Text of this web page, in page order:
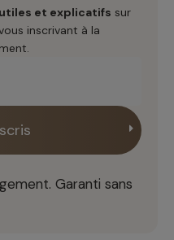
et explicatifs sur
inscrivant à la
Garanti sans